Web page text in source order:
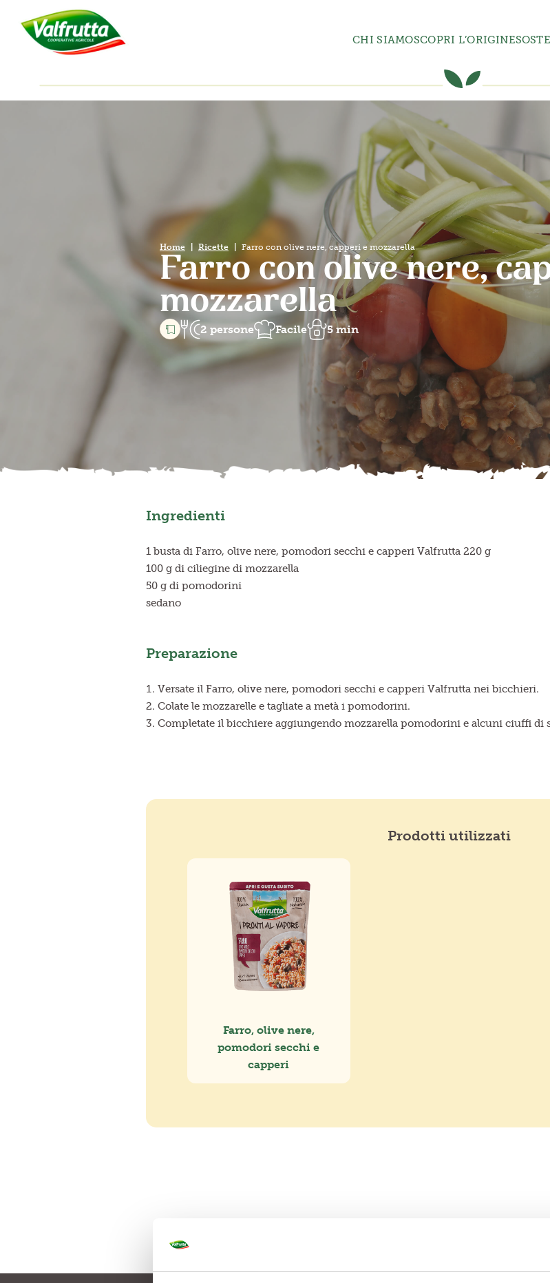
CHI SIAMOSCOPRI L’ORIGINE
Home Ricette Farro con olive nere, capperi e mozzarella
Farro con olive nere,
mozzarella
2 persone Facile 5 min
Ingredienti
1 busta di Farro, olive nere, pomodori secchi e capperi Valfrutta 220 g
100 g di ciliegine di mozzarella
50 g di pomodorini
sedano
Preparazione
Versate il Farro, olive nere, pomodori secchi e capperi Valfrutta nei bicchieri.
Colate le mozzarelle e tagliate a metà i pomodorini.
Completate il bicchiere aggiungendo mozzarella pomodorini e alcuni ciuffi di
Prodotti utilizzati
Farro, olive nere,
pomodori secchi e
capperi